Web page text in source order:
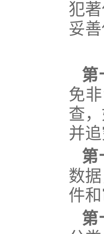
犯
妥
免
查
并
第
数
件
第